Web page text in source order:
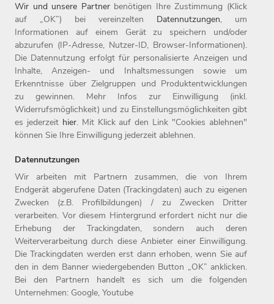
BEREIT, ZUKUNFT ZU GESTALTEN?
Home
Arbeitgeber
Benefits
Jobs
Initiativbewerbung
Kontakt
Compliance
Datenschutz
Impressum
Wir und unsere Partnerbenötigen Ihre Zustimmung (Klick
auf „OK”) bei vereinzelten Datennutzungen, um
Informationen auf einem Gerät zu speichern und/oder
abzurufen (IP-Adresse, Nutzer-ID, Browser-Informationen).
Die Datennutzung erfolgt für personalisierte Anzeigen und
Inhalte, Anzeigen- und Inhaltsmessungen sowie um
Erkenntnisse über Zielgruppen und Produktentwicklungen
zu gewinnen. Mehr Infos zur Einwilligung (inkl.
Widerrufsmöglichkeit) und zu Einstellungsmöglichkeiten gibt
es jederzeit hier. Mit Klick auf den Link "Cookies ablehnen"
können Sie Ihre Einwilligung jederzeit ablehnen.
Datennutzungen
Wir arbeiten mit Partnern zusammen, die von Ihrem
Endgerät abgerufene Daten (Trackingdaten) auch zu eigenen
Zwecken (z.B. Profilbildungen) / zu Zwecken Dritter
verarbeiten. Vor diesem Hintergrund erfordert nicht nur die
Erhebung der Trackingdaten, sondern auch deren
Weiterverarbeitung durch diese Anbieter einer Einwilligung.
Die Trackingdaten werden erst dann erhoben, wenn Sie auf
den in dem Banner wiedergebenden Button „OK” anklicken.
Bei den Partnern handelt es sich um die folgenden
Unternehmen: Google, Youtube